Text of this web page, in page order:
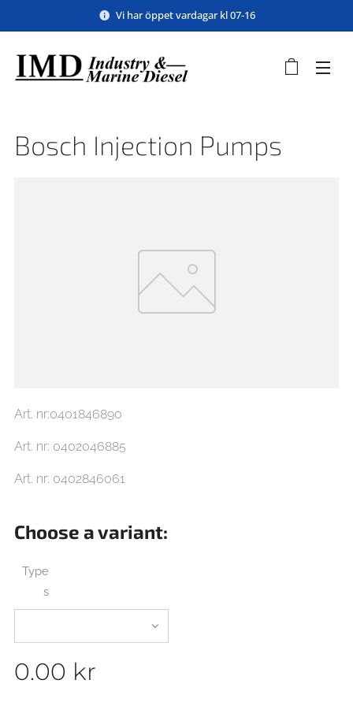
Vi har öppet vardagar kl 07-16
Bosch Injection Pumps
Art. nr:0401846890
Art. nr: 0402046885
Art. nr: 0402846061
Choose a variant:
Type
s
0.00 kr